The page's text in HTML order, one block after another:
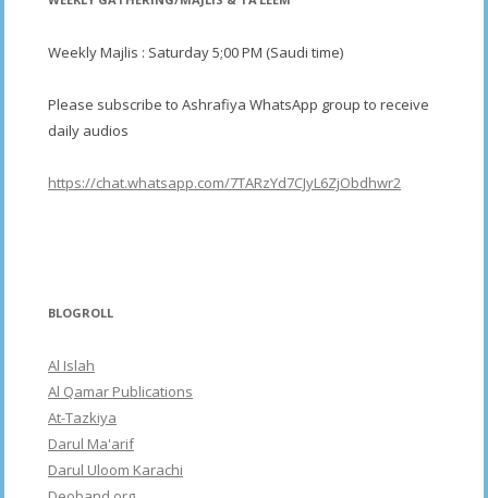
Weekly Majlis : Saturday 5;00 PM (Saudi time)
Please subscribe to Ashrafiya WhatsApp group to receive
daily audios
https://chat.whatsapp.com/7TARzYd7CJyL6ZjObdhwr2
BLOGROLL
Al Islah
Al Qamar Publications
At-Tazkiya
Darul Ma'arif
Darul Uloom Karachi